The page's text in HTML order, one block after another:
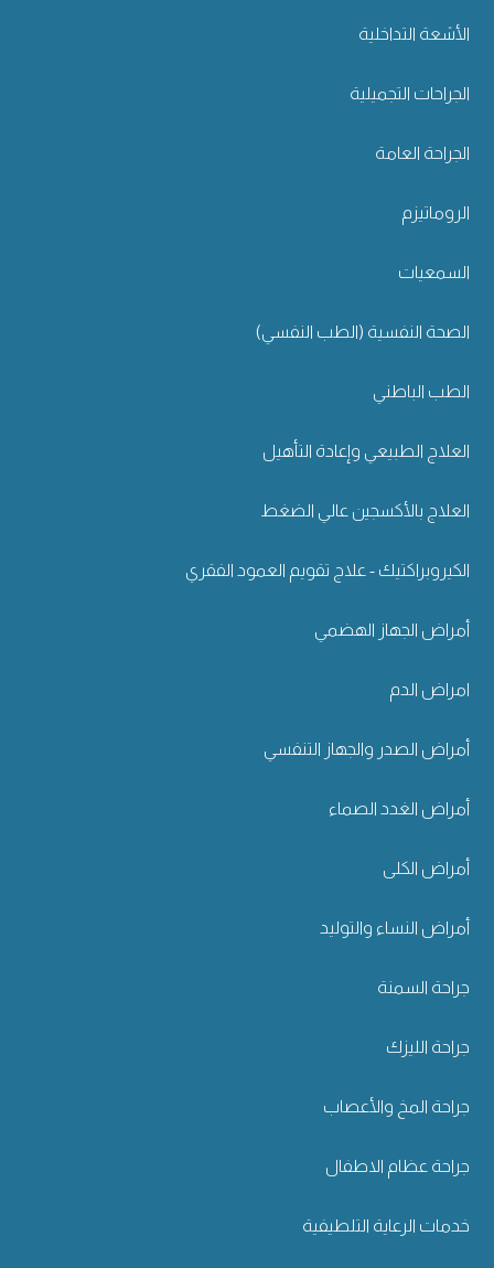
الأشعة التداخلية
الجراحات التجميلية
الجراحة العامة
الروماتيزم
السمعيات
الصحة النفسية (الطب النفسي)
الطب الباطني
العلاج الطبيعي وإعادة التأهيل
العلاج بالأكسجين عالي الضغط
الكيروبراكتيك - علاج تقويم العمود الفقري
أمراض الجهاز الهضمي
امراض الدم
أمراض الصدر والجهاز التنفسي
أمراض الغدد الصماء
أمراض الكلى
أمراض النساء والتوليد
جراحة السمنة
جراحة الليزك
جراحة المخ والأعصاب
جراحة عظام الاطفال
خدمات الرعاية التلطيفية